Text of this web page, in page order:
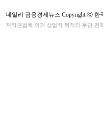
데일리 금융경제뉴스 Copyright ⓒ 한
저작권법에 의거 상업적 목적의 무단 전